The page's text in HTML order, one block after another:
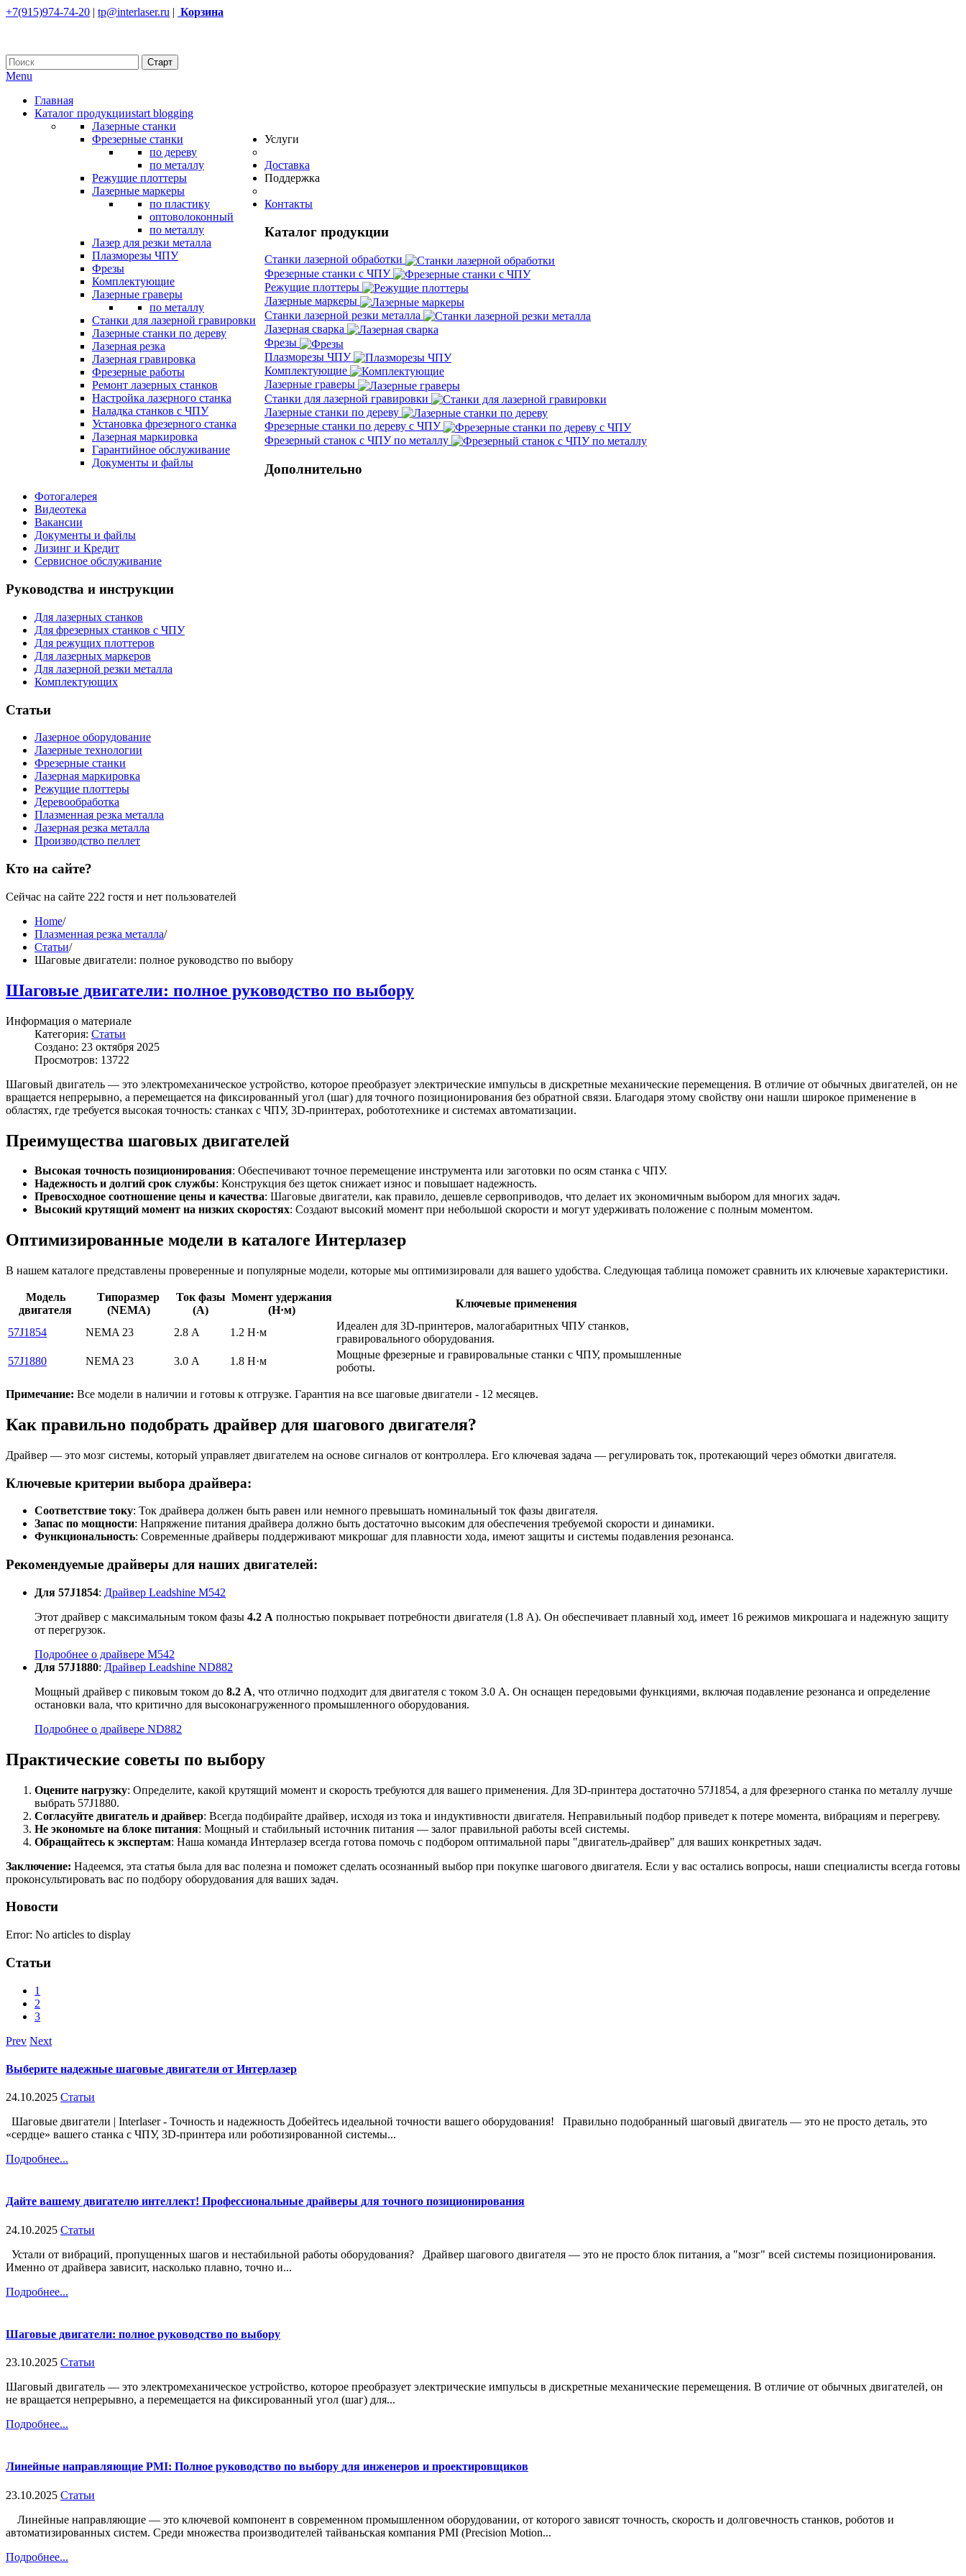
+7(915)974-74-20 | tp@interlaser.ru | Корзина
Menu
Главная
Каталог продукцииstart blogging
Лазерные станки
Фрезерные станки
по дереву
по металлу
Режущие плоттеры
Лазерные маркеры
по пластику
оптоволоконный
по металлу
Лазер для резки металла
Плазморезы ЧПУ
Фрезы
Комплектующие
Лазерные граверы
по металлу
Станки для лазерной гравировки
Лазерные станки по дереву
Услуги
Лазерная резка
Лазерная гравировка
Фрезерные работы
Ремонт лазерных станков
Настройка лазерного станка
Наладка станков с ЧПУ
Установка фрезерного станка
Лазерная маркировка
Доставка
Поддержка
Гарантийное обслуживание
Документы и файлы
Контакты
Каталог продукции
Станки лазерной обработки
Фрезерные станки с ЧПУ
Режущие плоттеры
Лазерные маркеры
Станки лазерной резки металла
Лазерная сварка
Фрезы
Плазморезы ЧПУ
Комплектующие
Лазерные граверы
Станки для лазерной гравировки
Лазерные станки по дереву
Фрезерные станки по дереву с ЧПУ
Фрезерный станок с ЧПУ по металлу
Дополнительно
Фотогалерея
Видеотека
Вакансии
Документы и файлы
Лизинг и Кредит
Сервисное обслуживание
Руководства и инструкции
Для лазерных станков
Для фрезерных станков с ЧПУ
Для режущих плоттеров
Для лазерных маркеров
Для лазерной резки металла
Комплектующих
Статьи
Лазерное оборудование
Лазерные технологии
Фрезерные станки
Лазерная маркировка
Режущие плоттеры
Деревообработка
Плазменная резка металла
Лазерная резка металла
Производство пеллет
Кто на сайте?
Сейчас на сайте 222 гостя и нет пользователей
Home/
Плазменная резка металла/
Статьи/
Шаговые двигатели: полное руководство по выбору
Шаговые двигатели: полное руководство по выбору
Информация о материале
Категория: Статьи
Создано: 23 октября 2025
Просмотров: 13722
Шаговый двигатель — это электромеханическое устройство, которое преобразует электрические импульсы в дискретные механические перемещения. В отличие от обычных двигателей, он не
вращается непрерывно, а перемещается на фиксированный угол (шаг) для точного позиционирования без обратной связи. Благодаря этому свойству они нашли широкое применение в
областях, где требуется высокая точность: станках с ЧПУ, 3D-принтерах, робототехнике и системах автоматизации.
Преимущества шаговых двигателей
Высокая точность позиционирования: Обеспечивают точное перемещение инструмента или заготовки по осям станка с ЧПУ.
Надежность и долгий срок службы: Конструкция без щеток снижает износ и повышает надежность.
Превосходное соотношение цены и качества: Шаговые двигатели, как правило, дешевле сервоприводов, что делает их экономичным выбором для многих задач.
Высокий крутящий момент на низких скоростях: Создают высокий момент при небольшой скорости и могут удерживать положение с полным моментом.
Оптимизированные модели в каталоге Интерлазер
В нашем каталоге представлены проверенные и популярные модели, которые мы оптимизировали для вашего удобства. Следующая таблица поможет сравнить их ключевые характеристики.
Модель
двигателя
Типоразмер
(NEMA)
Ток фазы
(А)
Момент удержания
(Н·м)
Ключевые применения
57J1854 NEMA 23 2.8 А 1.2 Н·м
Идеален для 3D-принтеров, малогабаритных ЧПУ станков,
гравировального оборудования.
57J1880
NEMA 23 3.0 А 1.8 Н·м
Мощные фрезерные и гравировальные станки с ЧПУ, промышленные
роботы.
Примечание: Все модели в наличии и готовы к отгрузке. Гарантия на все шаговые двигатели - 12 месяцев.
Как правильно подобрать драйвер для шагового двигателя?
Драйвер — это мозг системы, который управляет двигателем на основе сигналов от контроллера. Его ключевая задача — регулировать ток, протекающий через обмотки двигателя.
Ключевые критерии выбора драйвера:
Соответствие току: Ток драйвера должен быть равен или немного превышать номинальный ток фазы двигателя.
Запас по мощности: Напряжение питания драйвера должно быть достаточно высоким для обеспечения требуемой скорости и динамики.
Функциональность: Современные драйверы поддерживают микрошаг для плавности хода, имеют защиты и системы подавления резонанса.
Рекомендуемые драйверы для наших двигателей:
Для 57J1854: Драйвер Leadshine M542
Этот драйвер с максимальным током фазы 4.2 А полностью покрывает потребности двигателя (1.8 А). Он обеспечивает плавный ход, имеет 16 режимов микрошага и надежную защиту
от перегрузок.
Подробнее о драйвере M542
Для 57J1880: Драйвер Leadshine ND882
Мощный драйвер с пиковым током до 8.2 А, что отлично подходит для двигателя с током 3.0 А. Он оснащен передовыми функциями, включая подавление резонанса и определение
остановки вала, что критично для высоконагруженного промышленного оборудования.
Подробнее о драйвере ND882
Практические советы по выбору
Оцените нагрузку: Определите, какой крутящий момент и скорость требуются для вашего применения. Для 3D-принтера достаточно 57J1854, а для фрезерного станка по металлу лучше
выбрать 57J1880.
Согласуйте двигатель и драйвер: Всегда подбирайте драйвер, исходя из тока и индуктивности двигателя. Неправильный подбор приведет к потере момента, вибрациям и перегреву.
Не экономьте на блоке питания: Мощный и стабильный источник питания — залог правильной работы всей системы.
Обращайтесь к экспертам: Наша команда Интерлазер всегда готова помочь с подбором оптимальной пары "двигатель-драйвер" для ваших конкретных задач.
Заключение: Надеемся, эта статья была для вас полезна и поможет сделать осознанный выбор при покупке шагового двигателя. Если у вас остались вопросы, наши специалисты всегда готовы
проконсультировать вас по подбору оборудования для ваших задач.
Новости
Error: No articles to display
Статьи
1
2
3
Prev Next
Выберите надежные шаговые двигатели от Интерлазер
24.10.2025 Статьи
Шаговые двигатели | Interlaser - Точность и надежность Добейтесь идеальной точности вашего оборудования! Правильно подобранный шаговый двигатель — это не просто деталь, это
«сердце» вашего станка с ЧПУ, 3D-принтера или роботизированной системы...
Подробнее...
Дайте вашему двигателю интеллект! Профессиональные драйверы для точного позиционирования
24.10.2025 Статьи
Устали от вибраций, пропущенных шагов и нестабильной работы оборудования? Драйвер шагового двигателя — это не просто блок питания, а "мозг" всей системы позиционирования.
Именно от драйвера зависит, насколько плавно, точно и...
Подробнее...
Шаговые двигатели: полное руководство по выбору
23.10.2025 Статьи
Шаговый двигатель — это электромеханическое устройство, которое преобразует электрические импульсы в дискретные механические перемещения. В отличие от обычных двигателей, он
не вращается непрерывно, а перемещается на фиксированный угол (шаг) для...
Подробнее...
Линейные направляющие PMI: Полное руководство по выбору для инженеров и проектировщиков
23.10.2025 Статьи
Линейные направляющие — это ключевой компонент в современном промышленном оборудовании, от которого зависят точность, скорость и долговечность станков, роботов и
автоматизированных систем. Среди множества производителей тайваньская компания PMI (Precision Motion...
Подробнее...